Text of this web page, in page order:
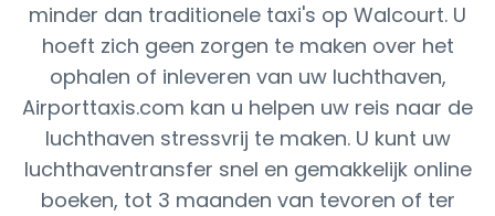
minder dan traditionele taxi's op Walcourt. U
hoeft zich geen zorgen te maken over het
ophalen of inleveren van uw luchthaven,
Airporttaxis.com kan u helpen uw reis naar de
luchthaven stressvrij te maken. U kunt uw
luchthaventransfer snel en gemakkelijk online
boeken, tot 3 maanden van tevoren of ter